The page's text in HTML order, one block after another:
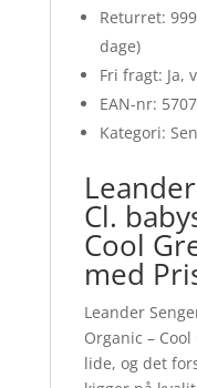
Returret:
dage)
Fri fragt: Ja,
EAN-nr:
Kategori:
Cl.
Cool
med
Leander
Organic –
lide, og det